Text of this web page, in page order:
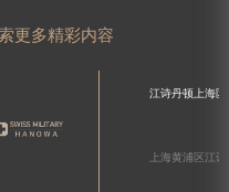
更多精彩内容
江诗丹顿上海区
上海黄浦区江